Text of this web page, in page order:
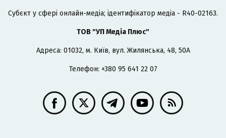
Cубєкт у сфері онлайн-медіа; ідентифікатор медіа - R40-02163.
ТОВ "УП Медіа Плюс"
Адреса: 01032, м. Київ, вул. Жилянська, 48, 50А
Телефон: +380 95 641 22 07